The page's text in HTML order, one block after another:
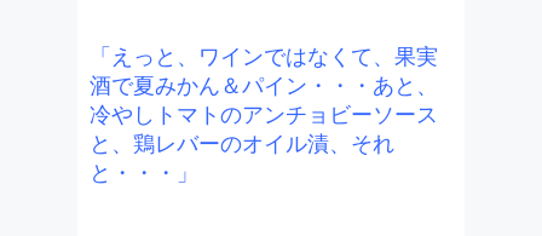
「えっと、ワインではなくて、果実
酒で夏みかん＆パイン・・・あと、
冷やしトマトのアンチョビーソース
と、鶏レバーのオイル漬、それ
と・・・」